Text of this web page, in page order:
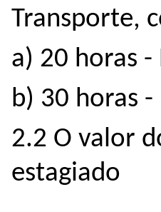
Transporte,
a) 20 horas -
b) 30 horas
2.2 O valor
estagiado